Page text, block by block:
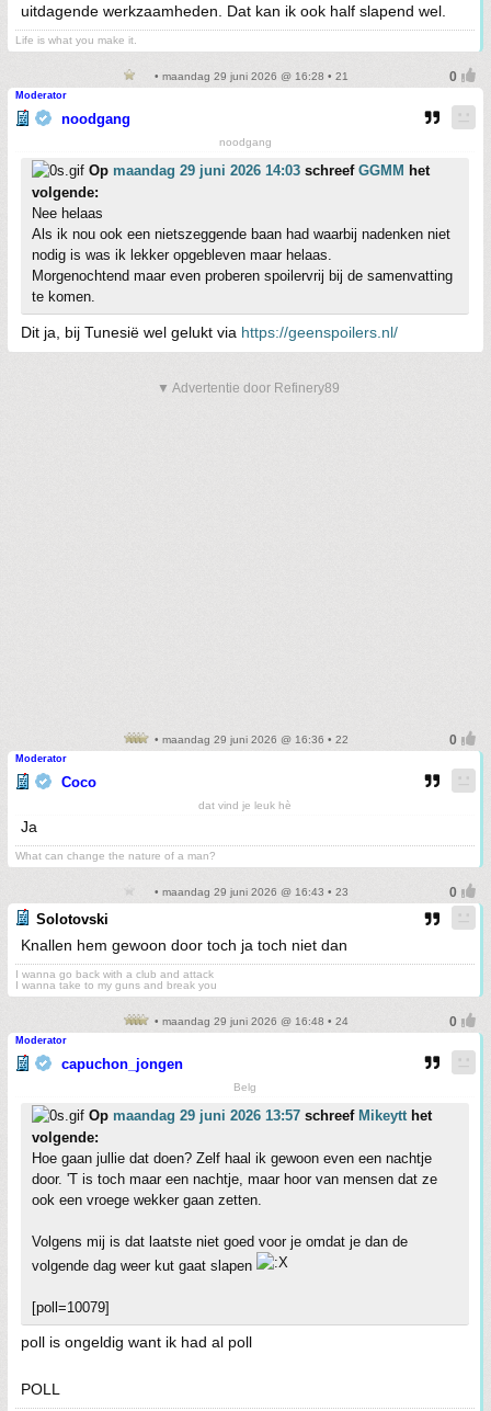
uitdagende werkzaamheden. Dat kan ik ook half slapend wel.
Life is what you make it.
• maandag 29 juni 2026 @ 16:28 • 21
Moderator
noodgang
noodgang
Op maandag 29 juni 2026 14:03 schreef GGMM het
volgende:
Nee helaas
Als ik nou ook een nietszeggende baan had waarbij nadenken niet
nodig is was ik lekker opgebleven maar helaas.
Morgenochtend maar even proberen spoilervrij bij de samenvatting
te komen.
Dit ja, bij Tunesië wel gelukt via https://geenspoilers.nl/
▼ Advertentie door Refinery89
• maandag 29 juni 2026 @ 16:36 • 22
Moderator
Coco
dat vind je leuk hè
Ja
What can change the nature of a man?
• maandag 29 juni 2026 @ 16:43 • 23
Solotovski
Knallen hem gewoon door toch ja toch niet dan
I wanna go back with a club and attack
I wanna take to my guns and break you
• maandag 29 juni 2026 @ 16:48 • 24
Moderator
capuchon_jongen
Belg
Op maandag 29 juni 2026 13:57 schreef Mikeytthet
volgende:
Hoe gaan jullie dat doen? Zelf haal ik gewoon even een nachtje
door. 'T is toch maar een nachtje, maar hoor van mensen dat ze
ook een vroege wekker gaan zetten.
Volgens mij is dat laatste niet goed voor je omdat je dan de
volgende dag weer kut gaat slapen
[poll=10079]
poll is ongeldig want ik had al poll
POLL